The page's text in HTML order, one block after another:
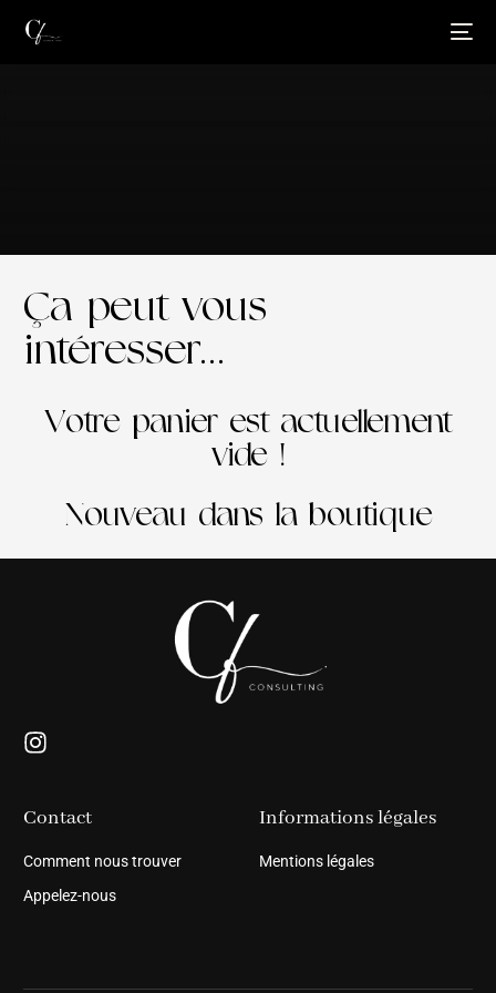
Ça peut vous
intéresser…
Votre panier est actuellement
vide !
Nouveau dans la boutique
Contact
Comment nous trouver
Appelez-nous
Informations légales
Mentions légales